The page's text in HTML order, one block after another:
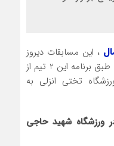
، این مسابقات دیروز
در سازمان لیگ قرعه کشی شد و طبق برنامه این 2 تیم از
در ورزشگاه تختی انزلی به
دو تیم هم 6 مهر در ورزشگاه شهید حاجی